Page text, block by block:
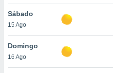
sitio
En
sean
Sábado
15 Ago
Domingo
16 Ago